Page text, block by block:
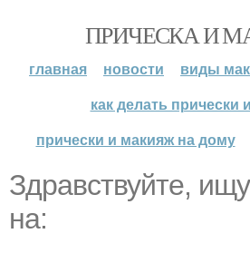
ПРИЧЕСКА И
главная новости
виды
как делать прически
прически и макияж на дому
Здравствуйте,
на: